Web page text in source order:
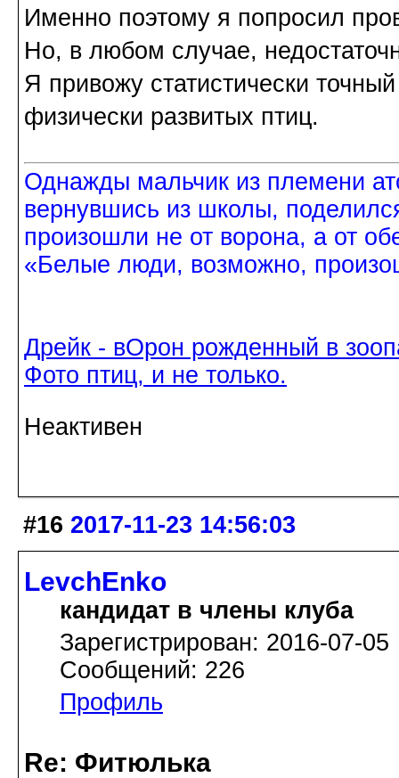
Именно поэтому я попросил
Но, в любом случае,
Я привожу статистически
физически развитых птиц.
Однажды мальчик из племени
вернувшись из школы,
произошли не от ворона, а от
«Белые люди, возможно,
Дрейк - вОрон рожденный в
Фото птиц, и не только.
Неактивен
#16 2017-11-23 14:56:03
LevchEnko
кандидат в члены клуба
Зарегистрирован: 2016-07-05
Сообщений: 226
Профиль
Re: Фитюлька